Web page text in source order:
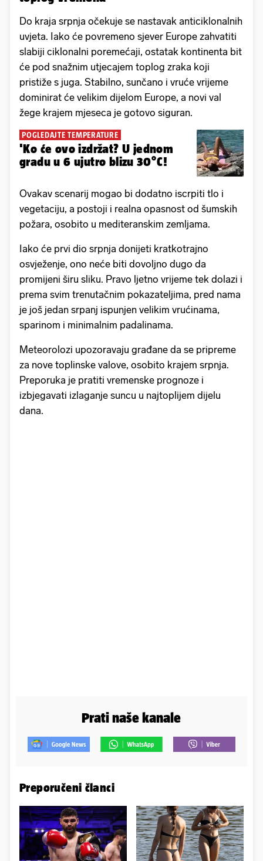
Do kraja srpnja očekuje se nastavak anticiklonalnih
uvjeta. Iako će povremeno sjever Europe zahvatiti
slabiji ciklonalni poremećaji, ostatak kontinenta bit
će pod snažnim utjecajem toplog zraka koji
pristiže s juga. Stabilno, sunčano i vruće vrijeme
dominirat će velikim dijelom Europe, a novi val
žege krajem mjeseca je gotovo siguran.
POGLEDAJTE TEMPERATURE
'Ko će ovo izdržat? U jednom
gradu u 6 ujutro blizu 30°C!
Ovakav scenarij mogao bi dodatno iscrpiti tlo i
vegetaciju, a postoji i realna opasnost od šumskih
požara, osobito u mediteranskim zemljama.
Iako će prvi dio srpnja donijeti kratkotrajno
osvježenje, ono neće biti dovoljno dugo da
promijeni širu sliku. Pravo ljetno vrijeme tek dolazi i
prema svim trenutačnim pokazateljima, pred nama
je još jedan srpanj ispunjen velikim vrućinama,
sparinom i minimalnim padalinama.
Meteorolozi upozoravaju građane da se pripreme
za nove toplinske valove, osobito krajem srpnja.
Preporuka je pratiti vremenske prognoze i
izbjegavati izlaganje suncu u najtoplijem dijelu
dana.
Prati naše kanale
Preporučeni članci